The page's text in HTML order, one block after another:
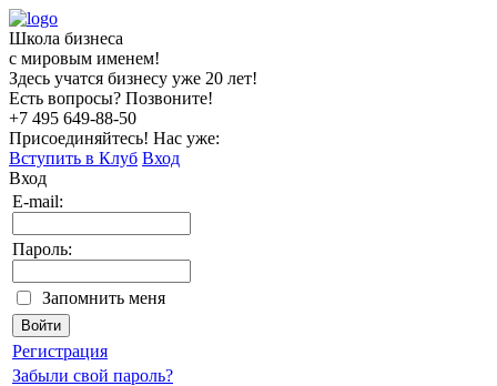
Школа бизнеса
с мировым именем!
Здесь учатся бизнесу уже 20 лет!
Есть вопросы? Позвоните!
+7 495 649-88-50
Присоединяйтесь! Нас уже:
Вступить в Клуб Вход
Вход
E-mail:
Пароль:
Запомнить меня
Регистрация
Забыли свой пароль?